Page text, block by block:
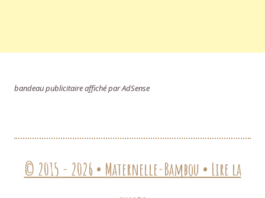
bandeau publicitaire affiché par AdSense
© 2015 - 2026 • Maternelle-Bambou • Lire la